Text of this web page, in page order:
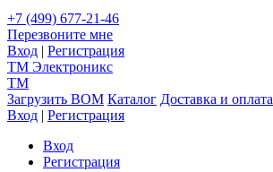
+7 (499) 677-21-46
Перезвоните мне
Вход | Регистрация
TM Электроникс
TM
Загрузить BOM Каталог Доставка и оплата
Вход | Регистрация
Вход
Регистрация